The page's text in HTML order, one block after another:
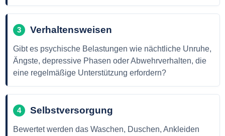
3 Verhaltensweisen
Gibt es psychische Belastungen wie nächtliche Unruhe,
Ängste, depressive Phasen oder Abwehrverhalten, die
eine regelmäßige Unterstützung erfordern?
4 Selbstversorgung
Bewertet werden das Waschen, Duschen, Ankleiden